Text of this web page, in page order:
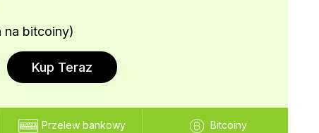
na bitcoiny)
Kup Teraz
Przelew bankowy Bitcoiny